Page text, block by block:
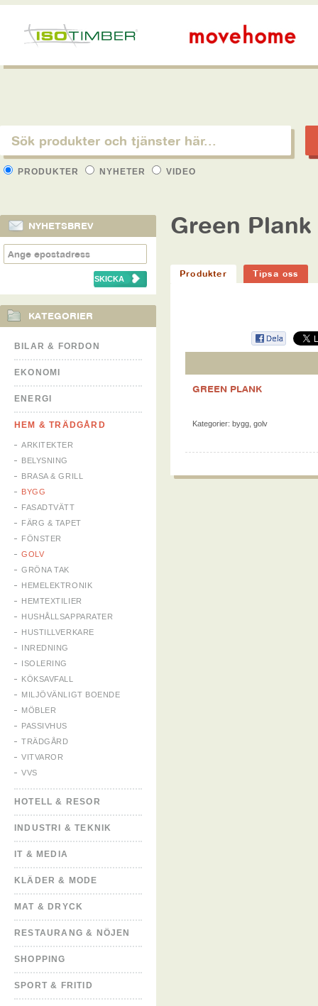
PRODUKTER NYHETER VIDEO
NYHETSBREV
KATEGORIER
BILAR & FORDON
EKONOMI
ENERGI
HEM & TRÄDGÅRD
ARKITEKTER
BELYSNING
BRASA & GRILL
BYGG
FASADTVÄTT
FÄRG & TAPET
FÖNSTER
GOLV
GRÖNA TAK
HEMELEKTRONIK
HEMTEXTILIER
HUSHÅLLSAPPARATER
HUSTILLVERKARE
INREDNING
ISOLERING
KÖKSAVFALL
MILJÖVÄNLIGT BOENDE
MÖBLER
PASSIVHUS
TRÄDGÅRD
VITVAROR
VVS
HOTELL & RESOR
INDUSTRI & TEKNIK
IT & MEDIA
KLÄDER & MODE
MAT & DRYCK
RESTAURANG & NÖJEN
SHOPPING
SPORT & FRITID
Green Plank
Produkter Tipsa oss
GREEN PLANK
Kategorier: bygg golv